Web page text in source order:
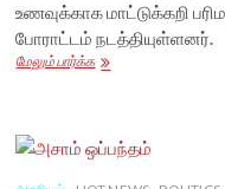
உணவுக்காக மாட்டுக்கறி
போராட்டம் நடத்தியுள்ளனர்.
மேலும் பார்க்கமிருகக்
மாட்டுக்